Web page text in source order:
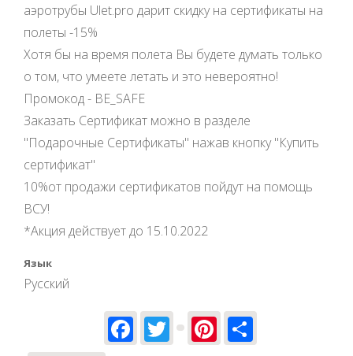
аэротрубы Ulet.pro дарит скидку на сертификаты на
полеты -15%
Хотя бы на время полета Вы будете думать только
о том, что умеете летать и это невероятно!
Промокод - BE_SAFE
Заказать Сертификат можно в разделе
"Подарочные Сертификаты" нажав кнопку "Купить
сертификат"
10%от продажи сертификатов пойдут на помощь
ВСУ!
*Акция действует до 15.10.2022
Язык
Русский
Facebook
TwitterPinterest